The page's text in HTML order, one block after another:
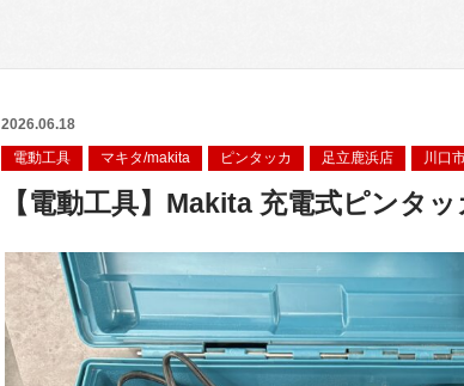
2026.06.18
電動工具
マキタ/makita ピンタッカ 足立鹿浜店 川口
【電動工具】Makita 充電式ピンタ